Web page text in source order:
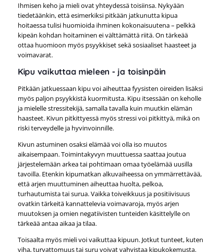
Ihmisen keho ja mieli ovat yhteydessä toisiinsa. Nykyään
tiedetäänkin, että esimerkiksi pitkään jatkunutta kipua
hoitaessa tulisi huomioida ihminen kokonaisuutena – pelkkä
kipeän kohdan hoitaminen ei välttämättä riitä. On tärkeää
ottaa huomioon myös psyykkiset sekä sosiaaliset haasteet ja
voimavarat.
Kipu vaikuttaa mieleen - ja toisinpäin
Pitkään jatkuessaan kipu voi aiheuttaa fyysisten oireiden lisäksi
myös paljon psyykkistä kuormitusta. Kipu itsessään on keholle
ja mielelle stressitekijä, samalla tavalla kuin muutkin elämän
haasteet. Kivun pitkittyessä myös stressi voi pitkittyä, mikä on
riski terveydelle ja hyvinvoinnille.
Kivun astuminen osaksi elämää voi olla iso muutos
aikaisempaan. Toimintakyvyn muuttuessa saattaa joutua
järjestelemään arkea tai pohtimaan omaa työelämää uusilla
tavoilla. Etenkin kipumatkan alkuvaiheessa on ymmärrettävää,
että arjen muuttuminen aiheuttaa huolta, pelkoa,
turhautumista tai surua. Vaikka toiveikkuus ja positiivisuus
ovatkin tärkeitä kannattelevia voimavaroja, myös arjen
muutoksen ja omien negatiivisten tunteiden käsittelylle on
tärkeää antaa aikaa ja tilaa.
Toisaalta myös mieli voi vaikuttaa kipuun. Jotkut tunteet, kuten
viha, turvattomuus tai suru voivat vahvistaa kipukokemusta.